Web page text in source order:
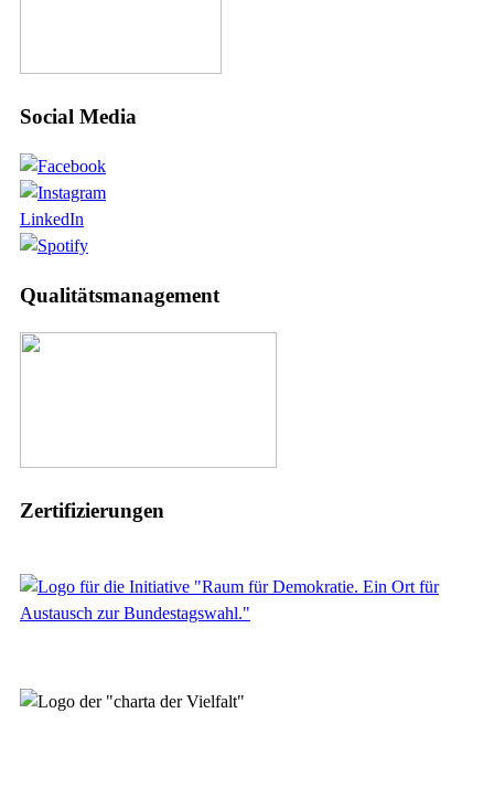
Social Media
LinkedIn
Qualitätsmanagement
Zertifizierungen